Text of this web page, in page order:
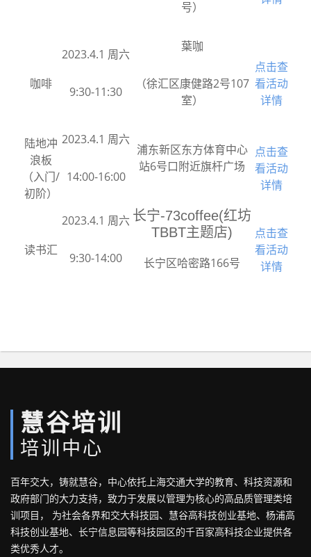
号）
咖啡
2023.4.1 周六
9:30-11:30
葉咖
（徐汇区康健路2号107
室）
点击查
看活动
详情
陆地冲
浪板
（入门/
初阶）
2023.4.1 周六
14:00-16:00
浦东新区东方体育中心
站6号口附近旗杆广场
点击查
看活动
详情
读书汇
2023.4.1 周六
9:30-14:00
长宁-73coffee(红坊
TBBT主题店)
长宁区哈密路166号
点击查
看活动
详情
慧谷培训
培训中心
百年交大，铸就慧谷，中心依托上海交通大学的教育、科技资源和
政府部门的大力支持，致力于发展以管理为核心的高品质管理类培
训项目， 为社会各界和交大科技园、慧谷高科技创业基地、杨浦高
科技创业基地、长宁信息园等科技园区的千百家高科技企业提供各
类优秀人才。